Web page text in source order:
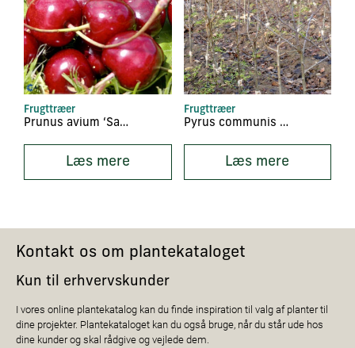
Frugttræer
Prunus avium ‘Sam’
Læs mere
Frugttræer
Pyrus communis ‘Herre Esperens’
Læs mere
Kontakt os om plantekataloget
Kun til erhvervskunder
I vores online plantekatalog kan du finde inspiration til valg af planter til
dine projekter. Plantekataloget kan du også bruge, når du står ude hos
dine kunder og skal rådgive og vejlede dem.